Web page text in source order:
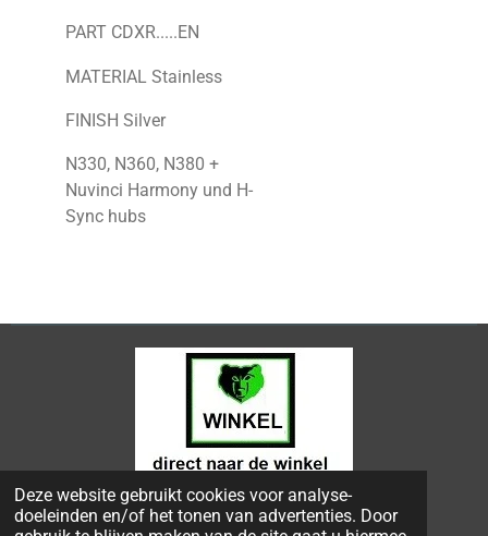
Deze website gebruikt cookies voor analyse-
doeleinden en/of het tonen van advertenties. Door
PART CDXR.....EN
MATERIAL Stainless
FINISH Silver
N330, N360, N380 +
Nuvinci Harmony und H-
Sync hubs
© 2024 - 2026 Bongers Apeldoorn
Powered byJouwWeb